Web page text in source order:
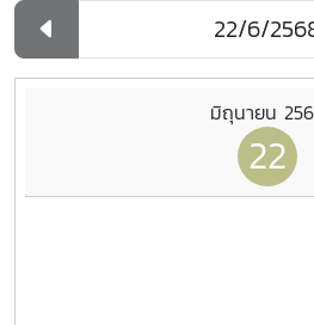
มิถุนายน
22